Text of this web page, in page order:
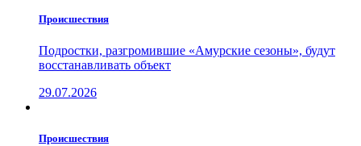
Проиcшествия
Подростки, разгромившие «Амурские сезоны», будут
восстанавливать объект
29.07.2026
Проиcшествия